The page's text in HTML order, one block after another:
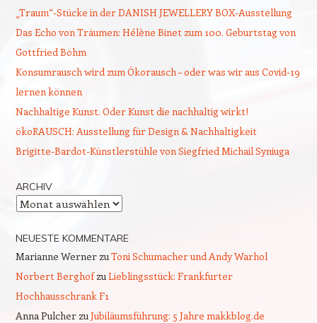
„Traum“-Stücke in der DANISH JEWELLERY BOX-Ausstellung
Das Echo von Träumen: Hélène Binet zum 100. Geburtstag von
Gottfried Böhm
Konsumrausch wird zum Ökorausch – oder was wir aus Covid-19
lernen können
Nachhaltige Kunst. Oder Kunst die nachhaltig wirkt!
ökoRAUSCH: Ausstellung für Design & Nachhaltigkeit
Brigitte-Bardot-Künstlerstühle von Siegfried Michail Syniuga
ARCHIV
Archiv
NEUESTE KOMMENTARE
Marianne Wernerzu Toni Schumacher und Andy Warhol
Norbert Berghofzu Lieblingsstück: Frankfurter
Hochhausschrank F1
Anna Pulcherzu Jubiläumsführung: 5 Jahre makkblog.de